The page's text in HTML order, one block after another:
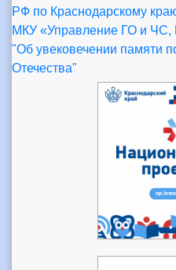
РФ по Краснодарскому
МКУ «Управление ГО и
"Об увековечении памяти
Отечества"